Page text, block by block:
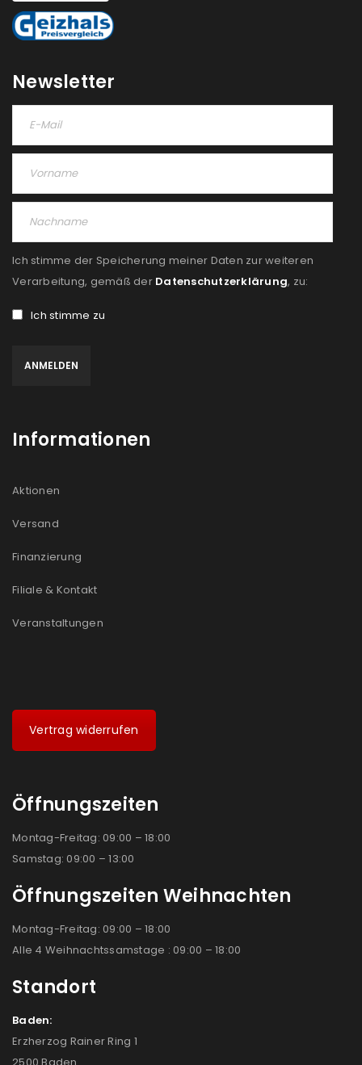
Please select all the ways you would like to hear from
Ich stimme zu
Ja, ich möchte ein Kundenkonto eröffnen und
akzeptiere dieDatenschutzerklärung. *
REGISTRIEREN
Newsletter
Ich stimme der Speicherung meiner Daten zur weiteren
Verarbeitung, gemäß der Datenschutzerklärung, zu:
Ich stimme zu
Informationen
Aktionen
Versand
Finanzierung
Filiale & Kontakt
Veranstaltungen
Vertrag widerrufen
Öffnungszeiten
Montag-Freitag: 09:00 – 18:00
Samstag: 09:00 – 13:00
Öffnungszeiten Weihnachten
Montag-Freitag: 09:00 – 18:00
Alle 4 Weihnachtssamstage : 09:00 – 18:00
Standort
Baden:
Erzherzog Rainer Ring 1
2500 Baden